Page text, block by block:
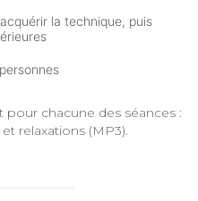
la technique, puis
chacune des séances :
relaxations (MP3).